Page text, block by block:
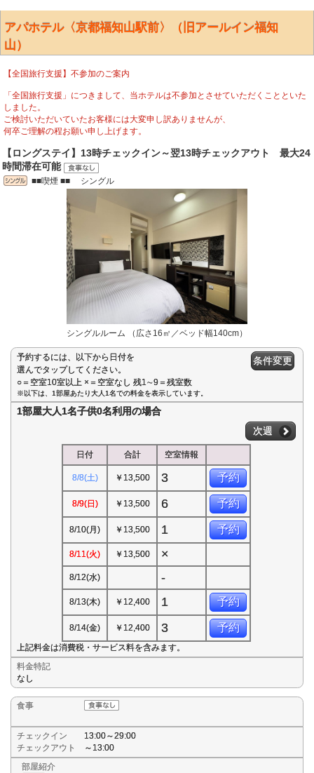
アパホテル〈京都福知山駅前〉（旧アールイン福知
山）
【全国旅行支援】不参加のご案内
「全国旅行支援」につきまして、当ホテルは不参加とさせていただくことといた
しました。
ご検討いただいていたお客様には大変申し訳ありませんが、
何卒ご理解の程お願い申し上げます。
【ロングステイ】13時チェックイン～翌13時チェックアウト 最大24
時間滞在可能
■■喫煙 ■■ シングル
シングルルーム （広さ16㎡／ベッド幅140cm）
予約するには、以下から日付を
選んでタップしてください。
○＝空室10室以上 ×＝空室なし 残1∼9＝残室数
条件変更
※以下は、1部屋あたり大人1名での料金を表示しています。
1部屋大人1名子供0名利用の場合
次週
日付 合計 空室情報
8/8(土) ￥13,500 3 予約
8/9(日) ￥13,500 6 予約
8/10(月) ￥13,500 1 予約
8/11(火) ￥13,500 ×
8/12(水) -
8/13(木) ￥12,400 1 予約
8/14(金) ￥12,400 3 予約
上記料金は消費税・サービス料を含みます。
料金特記
なし
食事
チェックイン
13:00～29:00
チェックアウト
～13:00
部屋紹介